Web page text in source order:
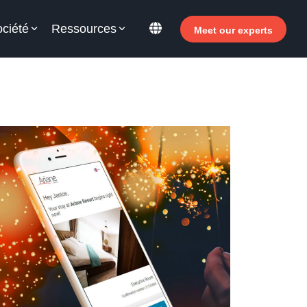
votre personnel hôtelier
des clients.
- Pourquoi investir dans le libre-service ?
Welcomer Dashboard
Avantages de la combinaison du personnel et
libre-service
Ressources Meet our experts